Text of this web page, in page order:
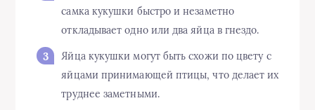
самка кукушки быстро и незаметно
откладывает одно или два яйца в гнездо.
Яйца кукушки могут быть схожи по цвету с
яйцами принимающей птицы, что делает их
труднее заметными.